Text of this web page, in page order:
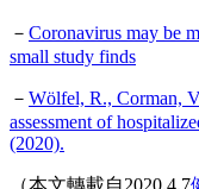
－ Coronavirus may be
small study finds
－ Wölfel, R., Corman,
assessment of
(2020).
（本文轉載自2020.4.7